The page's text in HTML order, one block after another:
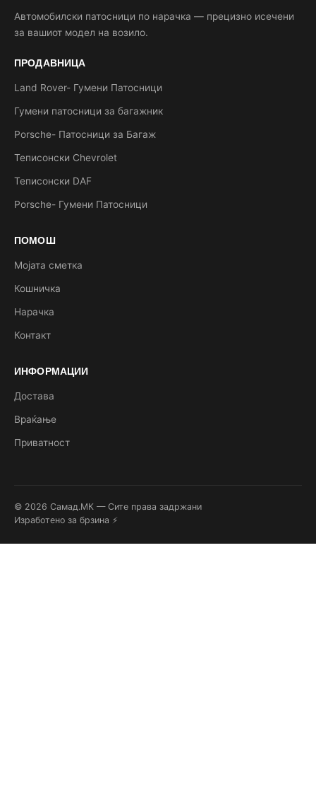
Автомобилски патосници по нарачка — прецизно исечени
за вашиот модел на возило.
ПРОДАВНИЦА
Land Rover- Гумени Патосници
Гумени патосници за багажник
Porsche- Патосници за Багаж
Теписонски Chevrolet
Теписонски DAF
Porsche- Гумени Патосници
ПОМОШ
Мојата сметка
Кошничка
Нарачка
Контакт
ИНФОРМАЦИИ
Достава
Враќање
Приватност
© 2026 Самад.МК — Сите права задржани
Изработено за брзина ⚡